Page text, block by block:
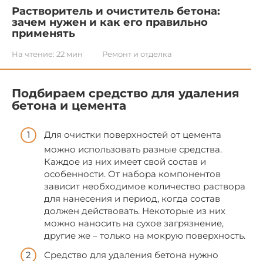
Растворитель и очиститель бетона:
зачем нужен и как его правильно
применять
На чтение: 22 мин Ремонт и отделка
Подбираем средство для удаления
бетона и цемента
Для очистки поверхностей от цемента
можно использовать разные средства.
Каждое из них имеет свой состав и
особенности. От набора компонентов
зависит необходимое количество раствора
для нанесения и период, когда состав
должен действовать. Некоторые из них
можно наносить на сухое загрязнение,
другие же – только на мокрую поверхность.
Средство для удаления бетона нужно